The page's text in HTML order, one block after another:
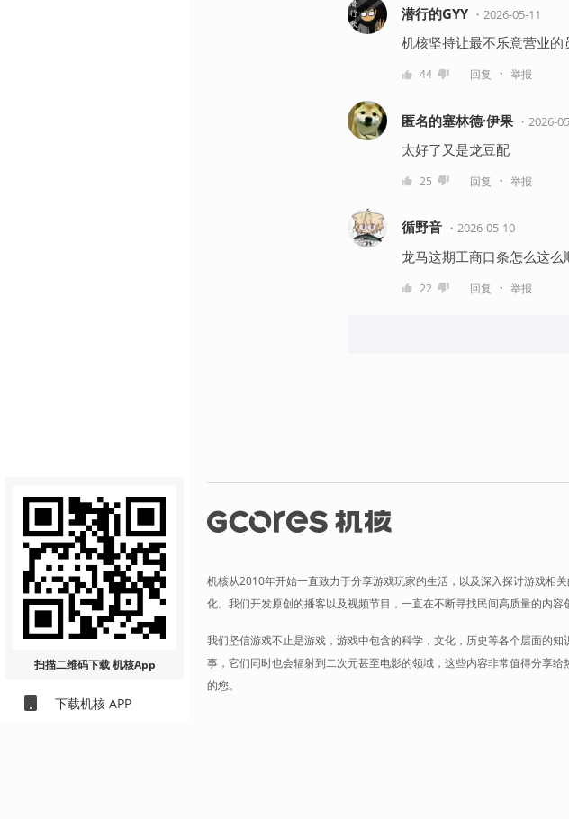
扫描二维码下载 机核App
下载机核 APP
潜行的GYY ・ 2026-05-11
机核坚持让最不乐意营业的
44 回复 ・ 举报
匿名的塞林德·伊果 ・ 2026-
太好了又是龙豆配
25 回复 ・ 举报
循野音 ・ 2026-05-10
龙马这期工商口条怎么这
22 回复 ・ 举报
机核从2010年开始一直致力于分享游戏玩家的生活，以及深入探讨游戏相关
化。我们开发原创的播客以及视频节目，一直在不断寻找民间高质量的内容
我们坚信游戏不止是游戏，游戏中包含的科学，文化，历史等各个层面的知
事，它们同时也会辐射到二次元甚至电影的领域，这些内容非常值得分享给
的您。